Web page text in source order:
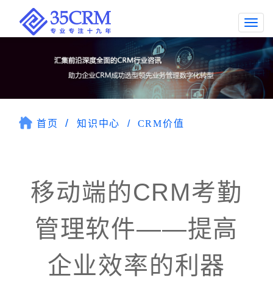
首页 知识中心 CRM价值
移动端的CRM考勤
管理软件——提高
企业效率的利器